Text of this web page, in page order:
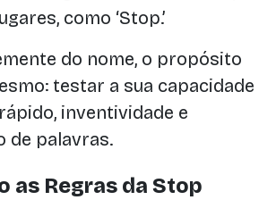
como ‘Stop.’
do nome, o propósito
testar a sua capacidade
inventividade e
de palavras.
as Regras da Stop